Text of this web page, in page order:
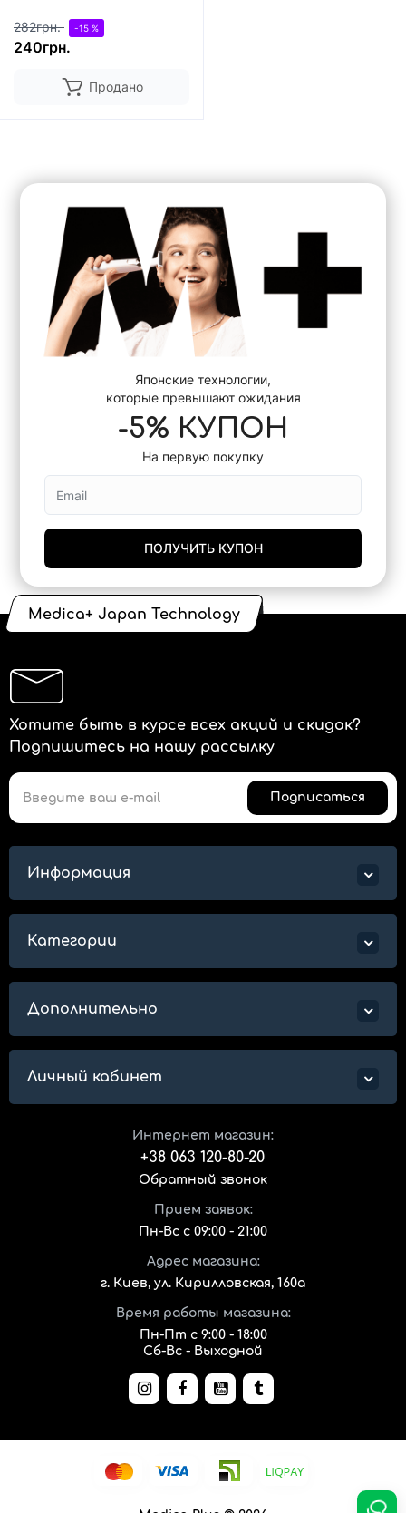
282грн. -15 %
240грн.
Продано
Японские технологии,
которые превышают ожидания
-5% КУПОН
На первую покупку
ПОЛУЧИТЬ КУПОН
Medica+ Japan Technology
Хотите быть в курсе всех акций и скидок?
Подпишитесь на нашу рассылку
Подписаться
Информация
Категории
Дополнительно
Личный кабинет
Интернет магазин:
+38 063 120-80-20
Обратный звонок
Прием заявок:
Пн-Вс с 09:00 - 21:00
Адрес магазина:
г. Киев, ул. Кирилловская, 160а
Время работы магазина:
Пн-Пт с 9:00 - 18:00
Сб-Вс - Выходной